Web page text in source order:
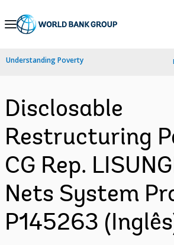
Skip
Navigation
Understanding Poverty
Disclosable
Restructuring
CG Rep.
Nets System
P145263